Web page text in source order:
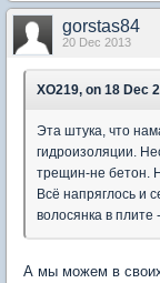
gorstas84
20 Dec 2013
XO219, on 18 Dec
Эта штука, что
гидроизоляции.
трещин-не бетон.
Всё напряглось и
волосянка в плите
А мы можем в